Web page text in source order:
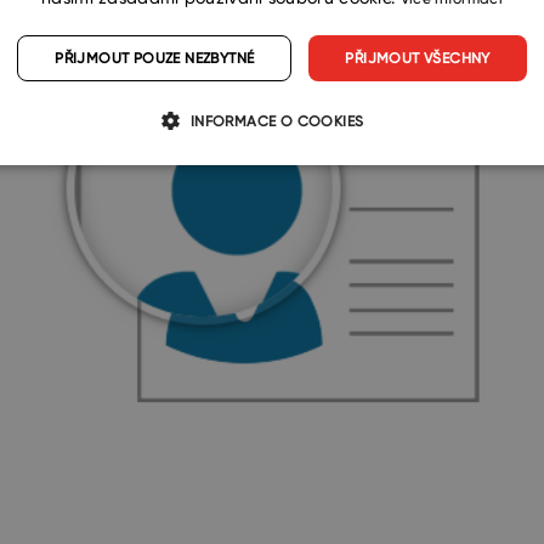
PŘIJMOUT VŠECHNY
PŘIJMOUT POUZE NEZBYTNÉ
INFORMACE O COOKIES